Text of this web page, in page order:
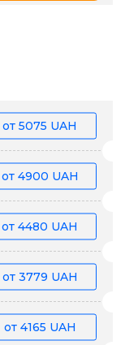
от 5075 UAH
от 4900 UAH
от 4480 UAH
от 3779 UAH
от 4165 UAH